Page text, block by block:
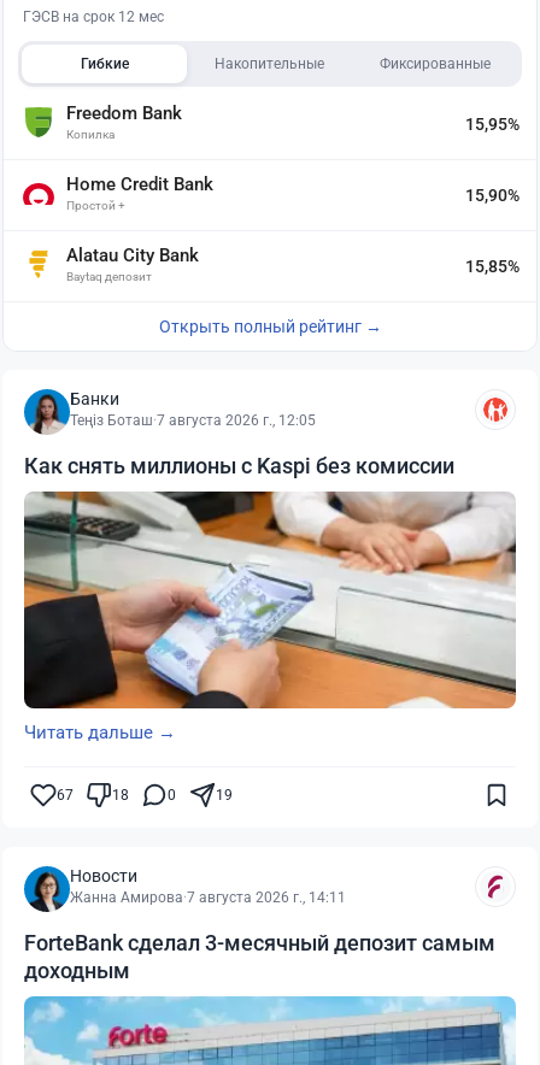
ГЭСВ на срок 12 мес
Гибкие Накопительные Фиксированные
Freedom Bank
Копилка
15,95%
Home Credit Bank
Простой +
15,90%
Alatau City Bank
Baytaq депозит
15,85%
Открыть полный рейтинг →
Банки
Теңіз Боташ·7 августа 2026 г., 12:05
Как снять миллионы с Kaspi без комиссии
Читать дальше →
67 18 0 19
Новости
Жанна Амирова·7 августа 2026 г., 14:11
ForteBank сделал 3-месячный депозит самым
доходным